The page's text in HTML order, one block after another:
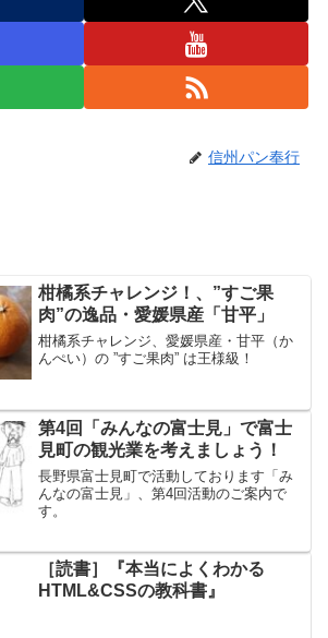
信州パン奉行
柑橘系チャレンジ！、”すご果
肉”の逸品・愛媛県産「甘平」
柑橘系チャレンジ、愛媛県産・甘平（か
んぺい）の ”すご果肉” は王様級！
第4回「みんなの富士見」で富士
見町の観光業を考えましょう！
長野県富士見町で活動しております「み
んなの富士見」、第4回活動のご案内で
す。
［読書］『本当によくわかる
HTML&CSSの教科書』